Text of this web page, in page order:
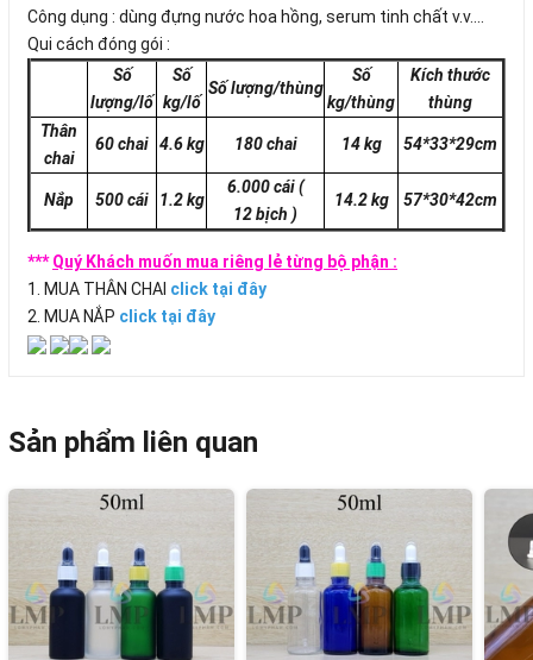
Công dụng : dùng đựng nước hoa hồng, serum tinh chất v.v....
Qui cách đóng gói :
Số
lượng/lố
Số
kg/lố
Số lượng/thùng
Số
kg/thùng
Kích thước
thùng
Thân
chai
60 chai 4.6 kg 180 chai 14 kg 54*33*29cm
Nắp 500 cái 1.2 kg
6.000 cái(
12 bịch )
14.2 kg 57*30*42cm
***Quý Khách muốn mua riêng lẻ từng bộ phận :
1. MUA THÂN CHAI click tại đây
2. MUA NẮP click tại đây
Sản phẩm liên quan